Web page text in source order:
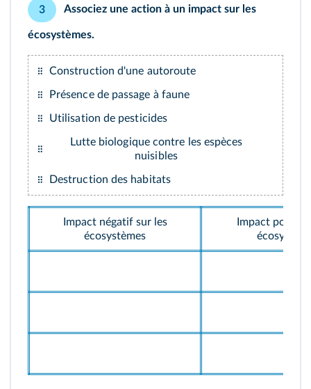
3 Associez une action à un impact sur les
écosystèmes.
Construction d'une autoroute
Présence de passage à faune
Utilisation de pesticides
Lutte biologique contre les espèces
nuisibles
Destruction des habitats
Impact négatif sur les
écosystèmes
Impact positif